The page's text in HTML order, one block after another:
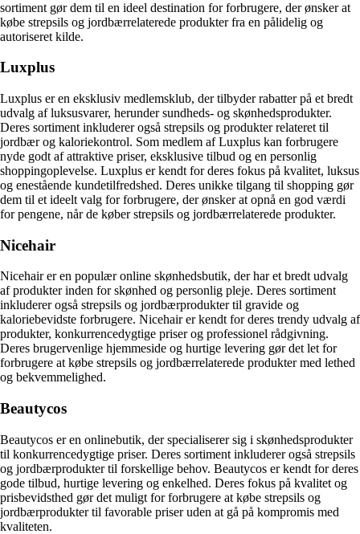
sortiment gør dem til en ideel destination for forbrugere, der ønsker at
købe strepsils og jordbærrelaterede produkter fra en pålidelig og
autoriseret kilde.
Luxplus
Luxplus er en eksklusiv medlemsklub, der tilbyder rabatter på et bredt
udvalg af luksusvarer, herunder sundheds- og skønhedsprodukter.
Deres sortiment inkluderer også strepsils og produkter relateret til
jordbær og kaloriekontrol. Som medlem af Luxplus kan forbrugere
nyde godt af attraktive priser, eksklusive tilbud og en personlig
shoppingoplevelse. Luxplus er kendt for deres fokus på kvalitet, luksus
og enestående kundetilfredshed. Deres unikke tilgang til shopping gør
dem til et ideelt valg for forbrugere, der ønsker at opnå en god værdi
for pengene, når de køber strepsils og jordbærrelaterede produkter.
Nicehair
Nicehair er en populær online skønhedsbutik, der har et bredt udvalg
af produkter inden for skønhed og personlig pleje. Deres sortiment
inkluderer også strepsils og jordbærprodukter til gravide og
kaloriebevidste forbrugere. Nicehair er kendt for deres trendy udvalg af
produkter, konkurrencedygtige priser og professionel rådgivning.
Deres brugervenlige hjemmeside og hurtige levering gør det let for
forbrugere at købe strepsils og jordbærrelaterede produkter med lethed
og bekvemmelighed.
Beautycos
Beautycos er en onlinebutik, der specialiserer sig i skønhedsprodukter
til konkurrencedygtige priser. Deres sortiment inkluderer også strepsils
og jordbærprodukter til forskellige behov. Beautycos er kendt for deres
gode tilbud, hurtige levering og enkelhed. Deres fokus på kvalitet og
prisbevidsthed gør det muligt for forbrugere at købe strepsils og
jordbærprodukter til favorable priser uden at gå på kompromis med
kvaliteten.